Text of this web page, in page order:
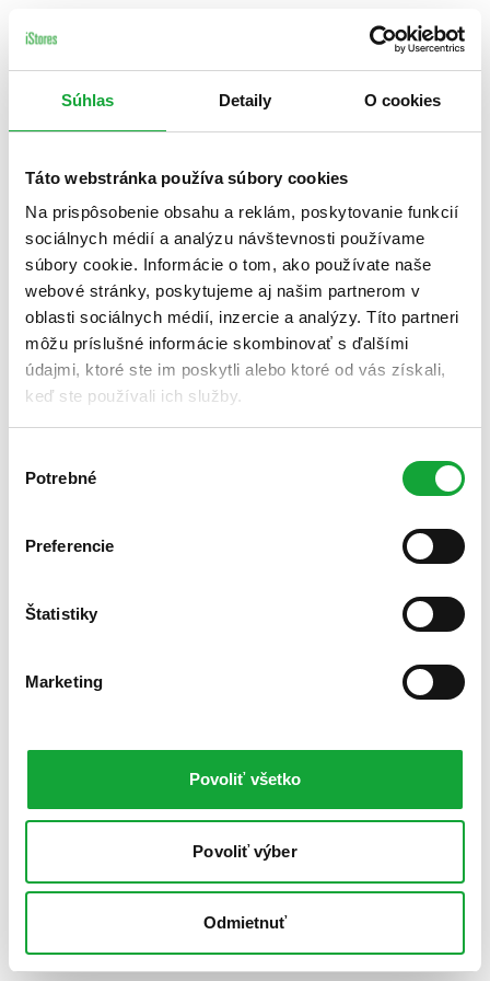
Súhlas Detaily O cookies
Táto webstránka používa súbory cookies
Na prispôsobenie obsahu a reklám, poskytovanie funkcií
sociálnych médií a analýzu návštevnosti používame
súbory cookie. Informácie o tom, ako používate naše
webové stránky, poskytujeme aj našim partnerom v
oblasti sociálnych médií, inzercie a analýzy. Títo partneri
môžu príslušné informácie skombinovať s ďalšími
údajmi, ktoré ste im poskytli alebo ktoré od vás získali,
keď ste používali ich služby.
súhlasu
Potrebné
Preferencie
Štatistiky
Marketing
Povoliť všetko
Povoliť výber
Odmietnuť